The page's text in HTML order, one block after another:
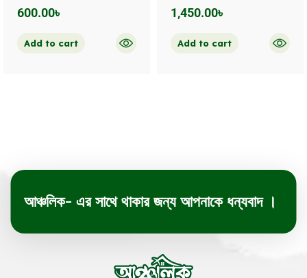
600.00৳
Add to cart
1,450.00৳
Add to cart
আঞ্চলিক- এর সাথে থাকার জন্য আপনাকে ধন্যবাদ ।